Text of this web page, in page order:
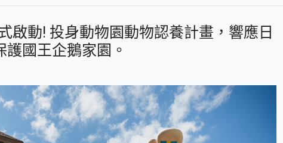
和掌機設計的 FireCuda X1070 SSD 固態硬碟開箱 評測
裡，100%全無線設計 SpotCam Solo Eco 太陽能防水雲端攝影
MSI 微星 Prestige 14 AI+ D3MG-031TW 14吋 開箱評價，AI輕薄
街拍機~ realme 16 Pro 開箱評價~ 2 億畫素 LumaColor 影像、持
S26 Ultra系列保護貼怎麼選？imos AR 低反光玻璃、藍寶石鏡
大小事 Xiaomi Watch 5 開箱 評測
就愛上 LENOVO 聯想 Yoga Book 9 14吋 AI輕薄筆電 開箱 評測
有 moto pad 60 系列 與 Moto | Swarovski razr 60 冰藍限定版本
啟動! 投身動物園動物認養計畫，響應日
國王企鵝家園。